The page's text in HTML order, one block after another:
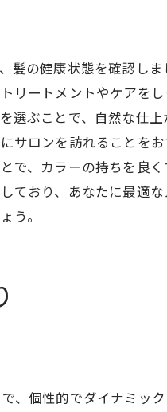
合わせ
特徴
髪の健康状態を確認し
リートメントやケアを
選ぶことで、自然な仕
サロンを訪れることを
で、カラーの持ちを良
ており、あなたに最適
う。
、個性的でダイナミッ